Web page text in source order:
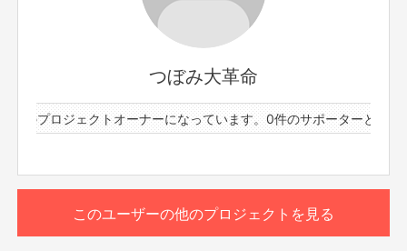
つぼみ大革命
のプロジェクトオーナーになっています。0件のサポーターと61件
メンバー：岡本りん
zoomにて30分間お話しした後、
後日、あなたに向けた約30秒のボイスメッセージをメー
ルでお送りいたします。
参加者、ランダムで順番に話しますので遅れても大丈夫で
す。
※プロジェクト本文の末尾に記載されている【ご支援にあた
ってのご注意事項】を必ずご一読ください。
もっと見る
このリターンを購入する
このユーザーの他のプロジェクトを見る